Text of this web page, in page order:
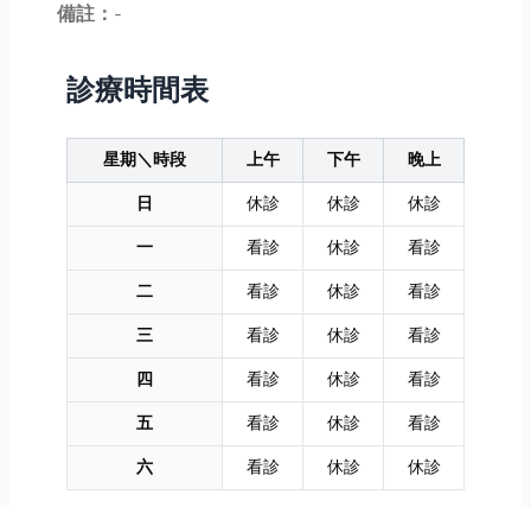
備註： -
診療時間表
星期＼時段 上午 下午
晚上
日
休診 休診
休診
一
看診 休診
看診
二
看診 休診
看診
三
看診 休診
看診
四
看診 休診
看診
五
看診 休診
看診
六
看診 休診 休診